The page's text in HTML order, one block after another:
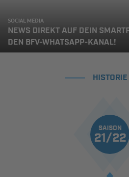
SOCIAL MEDIA
NEWS DIREKT AUF DEIN
DEN BFV-WHATSAPP-KANAL!
HISTORIE
SAISON
21/22